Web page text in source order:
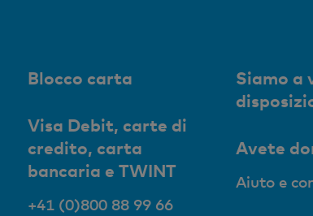
Blocco carta
Visa Debit, carte di
credito, carta
bancaria e TWINT
+41 (0)800 88 99 66
Siamo a
Avete
Aiuto e